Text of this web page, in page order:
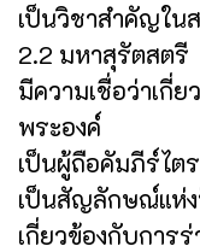
เป็นวิชาสำคัญใน
2.2 มหาสุรัตสตรี
มีความเชื่อว่าเกี่
พระองค์
เป็นผู้ถือคัมภีร์ไต
เป็นสัญลักษณ์แห่
เกี่ยวข้องกับการ